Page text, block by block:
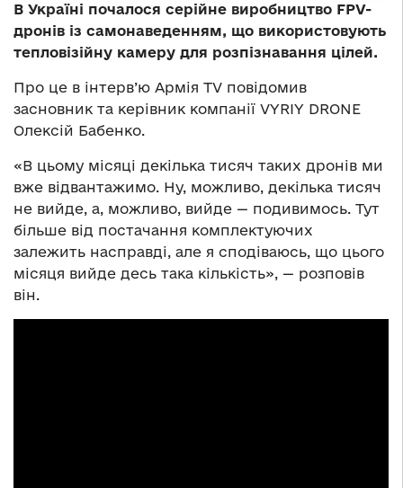
В Україні почалося серійне виробництво FPV-
дронів із самонаведенням, що використовують
тепловізійну камеру для розпізнавання цілей.
Про це в інтерв’ю Армія TV повідомив
засновник та керівник компанії VYRIY DRONE
Олексій Бабенко.
«В цьому місяці декілька тисяч таких дронів ми
вже відвантажимо. Ну, можливо, декілька тисяч
не вийде, а, можливо, вийде — подивимось. Тут
більше від постачання комплектуючих
залежить насправді, але я сподіваюсь, що цього
місяця вийде десь така кількість», — розповів
він.